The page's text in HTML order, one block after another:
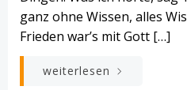
ganz ohne Wissen, alles
Frieden war’s mit Gott […]
weiterlesen